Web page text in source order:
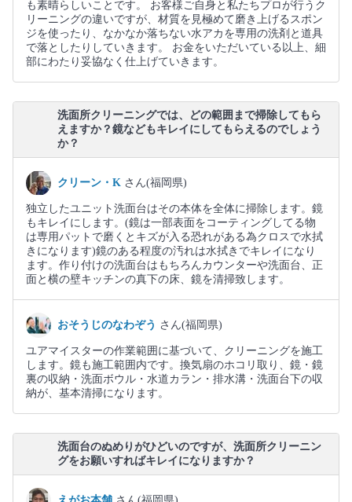
も素晴らしいことです。 お客様ご自身と私たちプロが行うク
リーニングの違いですが、材質を見極めて磨き上げるスポン
ジを使ったり、なかなか落ちない水アカを専用の洗剤と道具
で落としたりしていきます。 お金をいただいている以上、細
部にわたり妥協なく仕上げていきます。
洗面所クリーニングでは、どの範囲まで掃除してもら
えますか？鏡などもキレイにしてもらえるのでしょう
か？
クリーン・K さん(福岡県)
独立したユニット洗面台はその本体を全体に掃除します。鏡
もキレイにします。(鏡は一部表面をコーティングしてる物
は専用パットで磨くとキズが入る恐れがある為クロスで水拭
きになります)鏡のある程度の汚れは水拭きでキレイになり
ます。作り付けの洗面台はもちろんカウンターや洗面台、正
面と横の壁キッチンの真下の床、鏡を清掃致します。
おそうじのなわぞう さん(福岡県)
ユアマイスターの作業範囲に基づいて、クリーニングを施工
します。鏡も施工範囲内です。換気扇のホコリ取り、鏡・鏡
裏の収納・洗面ボウル・水道カラン・排水溝・洗面台下の収
納が、基本清掃になります。
洗面台のぬめりがひどいのですが、洗面所クリーニン
グをお願いすればキレイになりますか？
えがお本舗 さん(福岡県)